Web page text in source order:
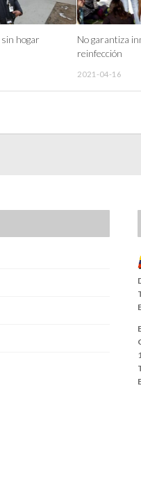
hogar
No garantiza
reinfección
2021-04-16